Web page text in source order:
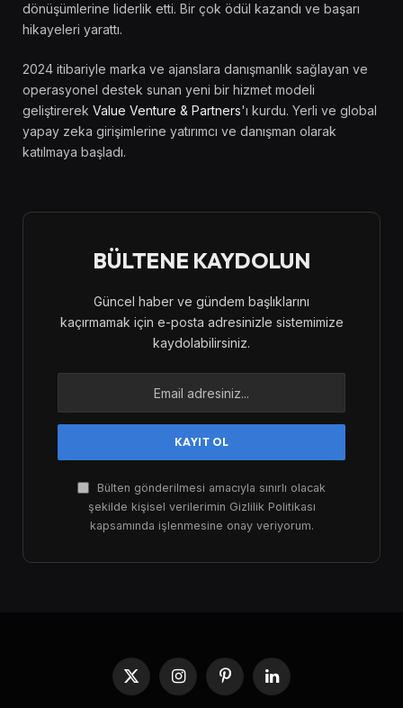
dönüşümlerine liderlik etti. Bir çok ödül kazandı ve başarı
hikayeleri yarattı.
2024 itibariyle marka ve ajanslara danışmanlık sağlayan ve
operasyonel destek sunan yeni bir hizmet modeli
geliştirerek Value Venture & Partners'ı kurdu. Yerli ve global
yapay zeka girişimlerine yatırımcı ve danışman olarak
katılmaya başladı.
BÜLTENE KAYDOLUN
Güncel haber ve gündem başlıklarını
kaçırmamak için e-posta adresinizle sistemimize
kaydolabilirsiniz.
Bülten gönderilmesi amacıyla sınırlı olacak
şekilde kişisel verilerimin Gizlilik Politikası
kapsamında işlenmesine onay veriyorum.
X
(Twitter)
InstagramPinterestLinkedIn